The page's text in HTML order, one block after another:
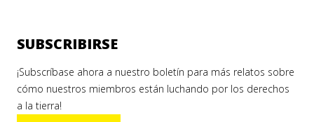
SUBSCRIBIRSE
¡Subscríbase ahora a nuestro boletín para más relatos sobre
cómo nuestros miembros están luchando por los derechos
a la tierra!